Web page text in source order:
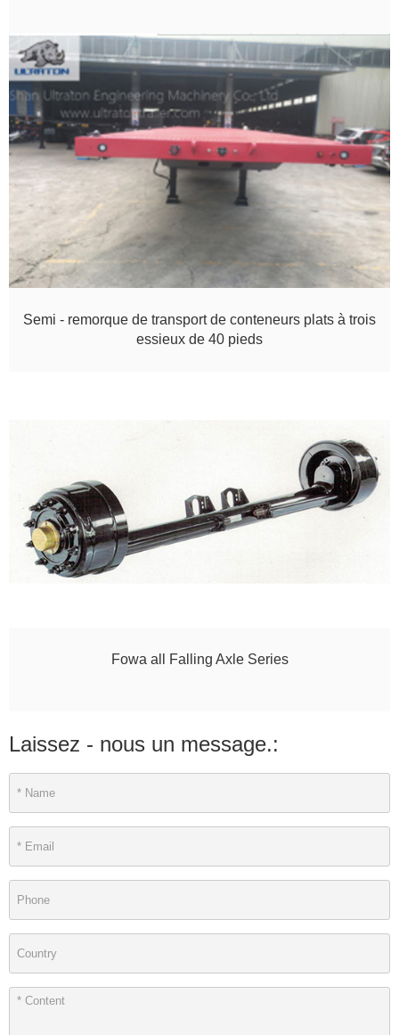
Semi - remorque de transport de conteneurs plats à trois
essieux de 40 pieds
Fowa all Falling Axle Series
Laissez - nous un message.: